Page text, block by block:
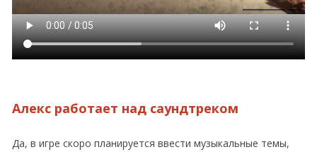
Алекс работает над саундтреком
Да, в игре скоро планируется ввести музыкальные темы,